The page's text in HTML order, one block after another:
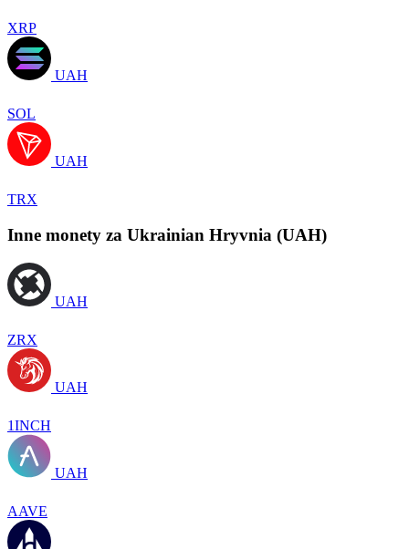
XRP
UAH
SOL
UAH
TRX
Inne monety za Ukrainian Hryvnia (UAH)
UAH
ZRX
UAH
1INCH
UAH
AAVE